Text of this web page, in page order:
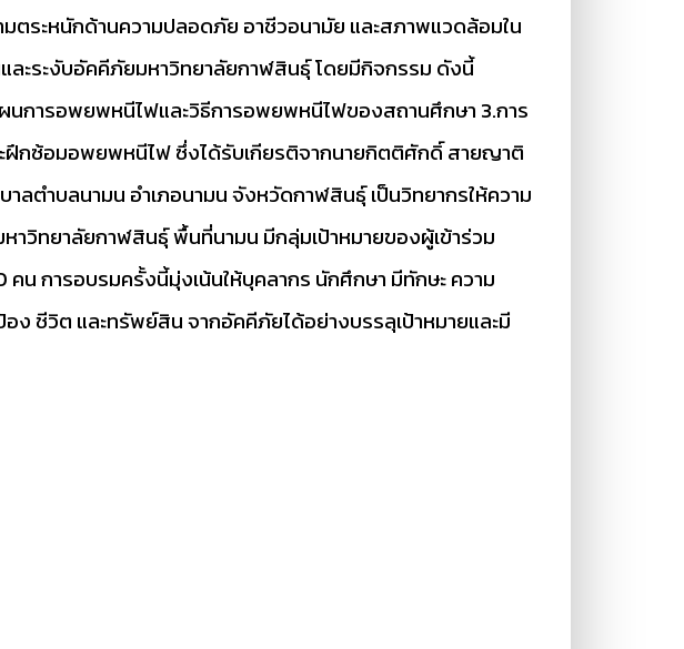
ระหนักด้านความปลอดภัย อาชีวอนามัย และสภาพแวดล้อมใน
ละระงับอัคคีภัยมหาวิทยาลัยกาฬสินธุ์ โดยมีกิจกรรม ดังนี้
นการอพยพหนีไฟและวิธีการอพยพหนีไฟของสถานศึกษา 3.การ
ฝึกซ้อมอพยพหนีไฟ ซึ่งได้รับเกียรติจากนายกิตติศักดิ์ สายญาติ
ลตำบลนามน อำเภอนามน จังหวัดกาฬสินธุ์ เป็นวิทยากรให้ความ
าวิทยาลัยกาฬสินธุ์ พื้นที่นามน มีกลุ่มเป้าหมายของผู้เข้าร่วม
น การอบรมครั้งนี้มุ่งเน้นให้บุคลากร นักศึกษา มีทักษะ ความ
ง ชีวิต และทรัพย์สิน จากอัคคีภัยได้อย่างบรรลุเป้าหมายและมี